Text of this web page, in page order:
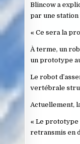
Blincow a
par une
« Ce sera la
À terme, un
un prototype
Le robot
vertébrale
Actuellement,
« Le prototype
retransmis en